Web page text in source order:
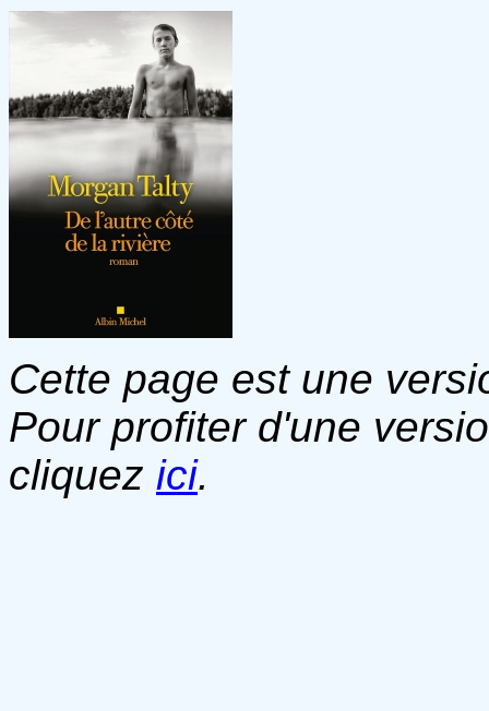
Cette page est une
Pour profiter d'une
cliquez ici.